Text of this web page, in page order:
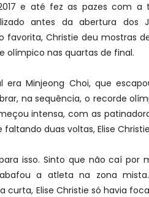
e até fez as pazes com a
antes da abertura dos
favorita, Christie deu mostras
olímpico nas quartas de final.
era Minjeong Choi, que
na sequência, o recorde
intensa, com as
duas voltas, Elise
isso. Sinto que não caí por
a atleta na zona
curta, Elise Christie só havia